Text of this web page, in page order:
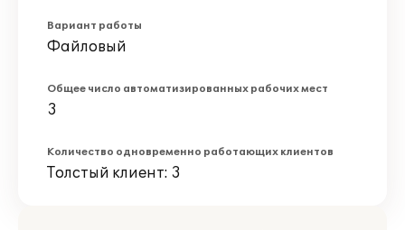
Вариант работы
Файловый
Общее число автоматизированных рабочих мест
3
Количество одновременно работающих клиентов
Толстый клиент: 3